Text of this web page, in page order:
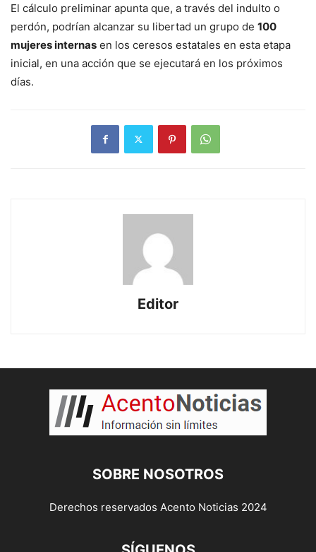
El cálculo preliminar apunta que, a través del indulto o
perdón, podrían alcanzar su libertad un grupo de 100
mujeres internas en los ceresos estatales en esta etapa
inicial, en una acción que se ejecutará en los próximos
días.
Editor
SOBRE NOSOTROS
Derechos reservados Acento Noticias 2024